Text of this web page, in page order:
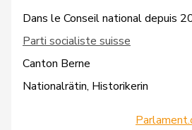
Dans le Conseil national depuis
Parti socialiste suisse
Canton Berne
Nationalrätin, Historikerin